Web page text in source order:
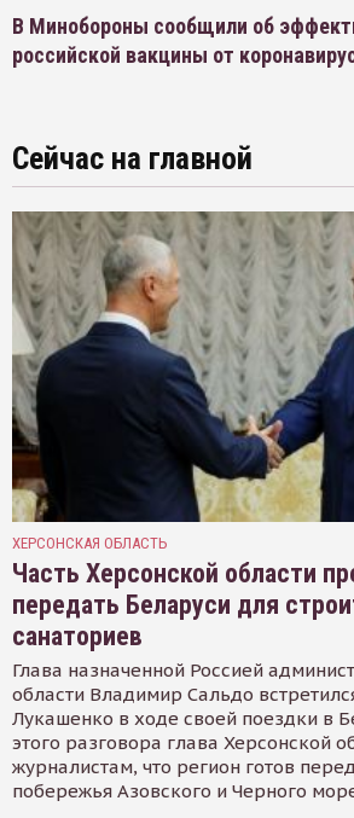
В Минобороны сообщили об
российской вакцины от
Сейчас на главной
ХЕРСОНСКАЯ ОБЛАСТЬ
Часть Херсонской области
передать Беларуси для
санаториев
Глава назначенной Россией
области Владимир Сальдо
Лукашенко в ходе своей поездки в
этого разговора глава Херсонской
журналистам, что регион готов
побережья Азовского и Черного